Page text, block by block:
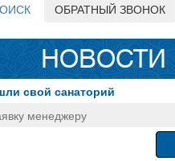
ОБРАТНЫЙ ЗВОНОК
НОВОСТИ
свой санаторий
менеджеру